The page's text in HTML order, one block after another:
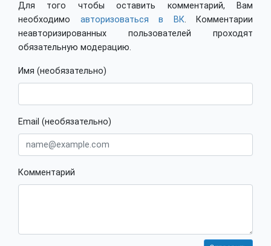
Для того чтобы оставить комментарий, Вам
необходимо авторизоваться в ВК. Комментарии
неавторизированных пользователей проходят
обязательную модерацию.
Имя (необязательно)
Email (необязательно)
Комментарий